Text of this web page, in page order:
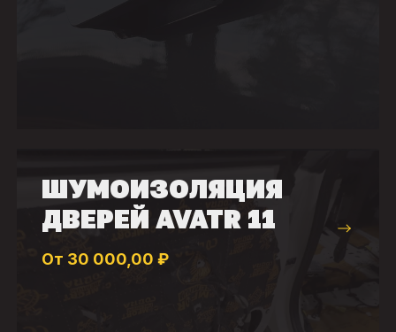
ШУМОИЗОЛЯЦИЯ
ДВЕРЕЙ AVATR 11
От 30 000,00 ₽